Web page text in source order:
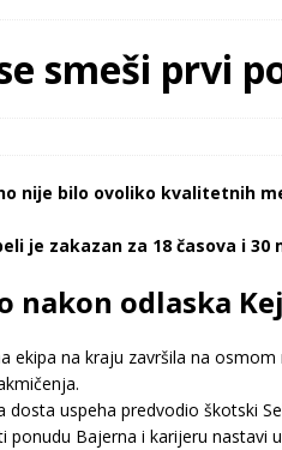
smeši prvi
nije bilo ovoliko kvalitetnih
je zakazan za 18 časova i 30
nakon odlaska
na kraju završila na
uspeha predvodio škotski
Bajerna i karijeru nastavi